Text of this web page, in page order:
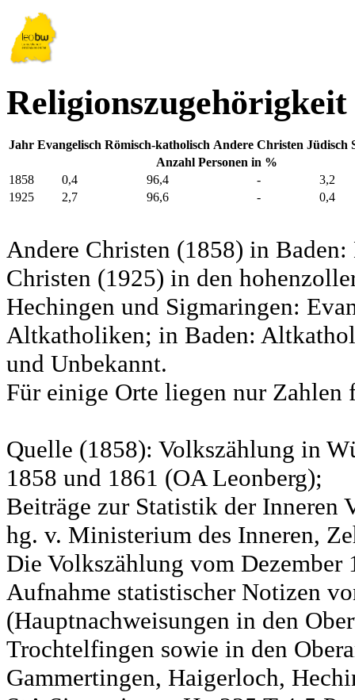
Jahr Evangelisch Römisch-katholisch Andere Christen Jüdisch
Anzahl Personen in %
1858
0,4 96,4 -
3,2
1925
2,7 96,6 - 0,4
Andere Christen (1858) in
Christen (1925) in den
Hechingen und Sigmaringen:
Altkatholiken; in Baden:
und Unbekannt.
Für einige Orte liegen nur Zahlen
Quelle (1858): Volkszählung in
1858 und 1861 (OA Leonberg);
Beiträge zur Statistik der Inneren
hg. v. Ministerium des Inneren,
Die Volkszählung vom
Aufnahme statistischer Notizen
(Hauptnachweisungen in den
Trochtelfingen sowie in den
Gammertingen, Haigerloch,